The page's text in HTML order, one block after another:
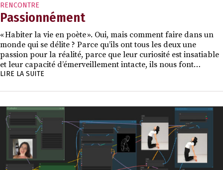
RENCONTRE
Passionnément
« Habiter la vie en poète ». Oui, mais comment faire dans un
monde qui se délite ? Parce qu’ils ont tous les deux une
passion pour la réalité, parce que leur curiosité est insatiable
et leur capacité d’émerveillement intacte, ils nous font…
LIRE LA SUITE